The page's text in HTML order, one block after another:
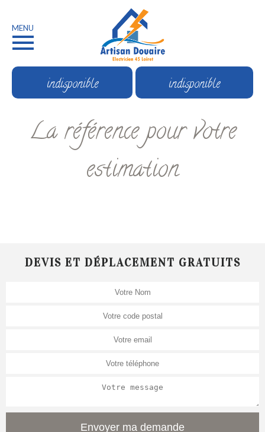
MENU
indisponible indisponible
La référence pour votre
estimation
DEVIS ET DÉPLACEMENT GRATUITS